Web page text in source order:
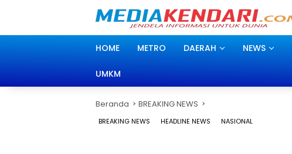
HOME METRO DAERAH NEWS
UMKM
Beranda BREAKING NEWS
BREAKING NEWS HEADLINE NEWS NASIONAL